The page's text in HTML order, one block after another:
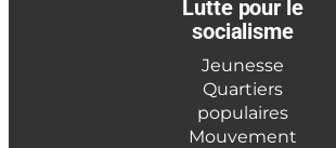
Lutte pour le
socialisme
Jeunesse
Quartiers
populaires
Mouvement